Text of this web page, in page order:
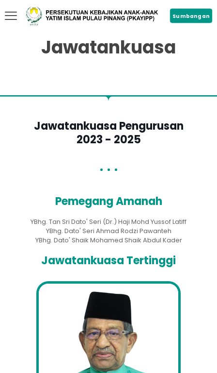
Sumbangan
Jawatankuasa
Jawatankuasa Pengurusan
2023 - 2025
Pemegang Amanah
YBhg. Tan Sri Dato' Seri (Dr.) Haji Mohd Yussof Latiff
YBhg. Dato' Seri Ahmad Rodzi Pawanteh
YBhg. Dato' Shaik Mohamed Shaik Abdul Kader
Jawatankuasa Tertinggi